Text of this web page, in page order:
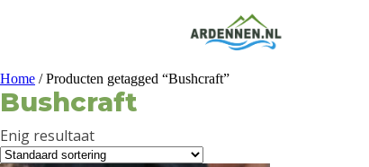
Home / Producten getagged “Bushcraft”
Bushcraft
Enig resultaat